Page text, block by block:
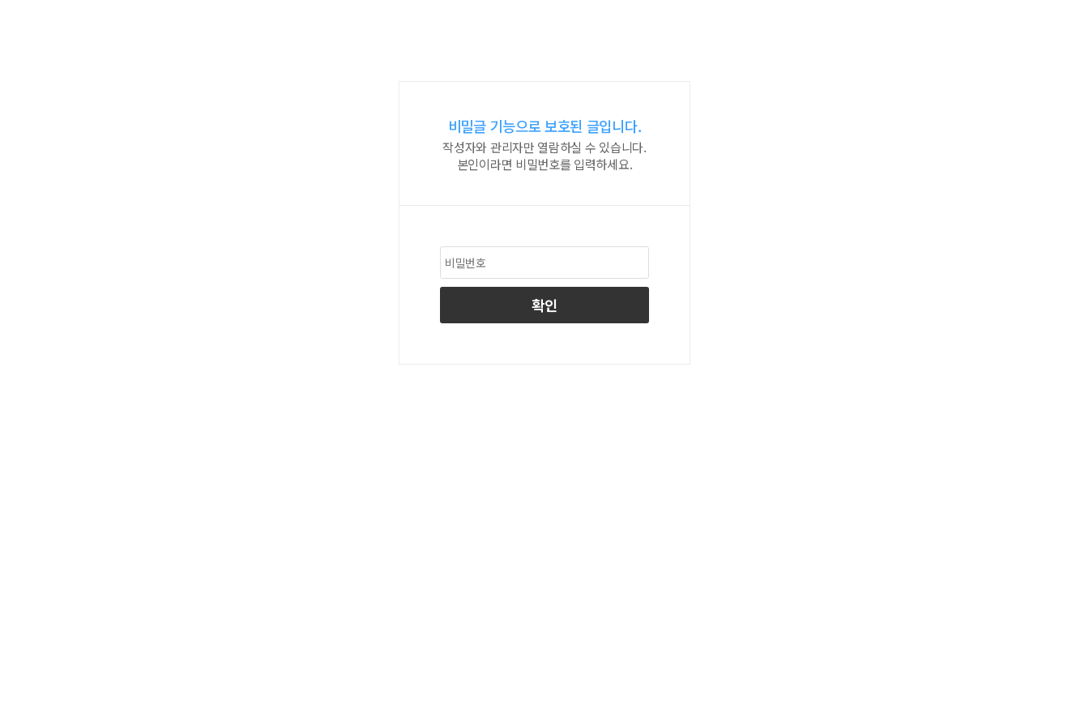
비밀글 기능으로 보호된 글입니다.
작성자와 관리자만 열람하실 수 있습니다.
본인이라면 비밀번호를 입력하세요.